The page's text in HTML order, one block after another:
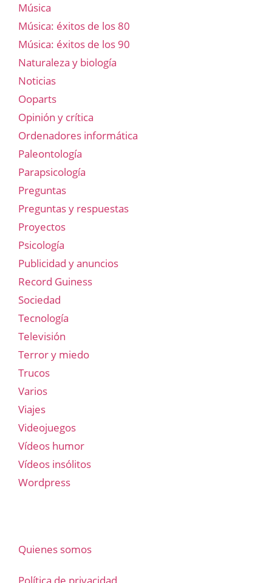
Música
Música: éxitos de los 80
Música: éxitos de los 90
Naturaleza y biología
Noticias
Ooparts
Opinión y crítica
Ordenadores informática
Paleontología
Parapsicología
Preguntas
Preguntas y respuestas
Proyectos
Psicología
Publicidad y anuncios
Record Guiness
Sociedad
Tecnología
Televisión
Terror y miedo
Trucos
Varios
Viajes
Videojuegos
Vídeos humor
Vídeos insólitos
Wordpress
Quienes somos